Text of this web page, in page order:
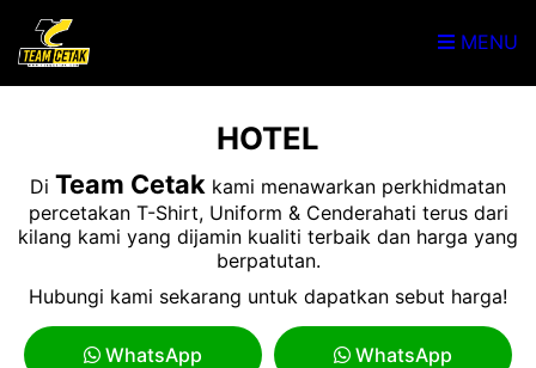
MENU
HOTEL
Di Team Cetak kami menawarkan perkhidmatan
percetakan T-Shirt, Uniform & Cenderahati terus dari
kilang kami yang dijamin kualiti terbaik dan harga yang
berpatutan.
Hubungi kami sekarang untuk dapatkan sebut harga!
WhatsApp WhatsApp